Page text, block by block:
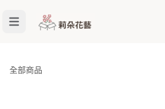
全部商品